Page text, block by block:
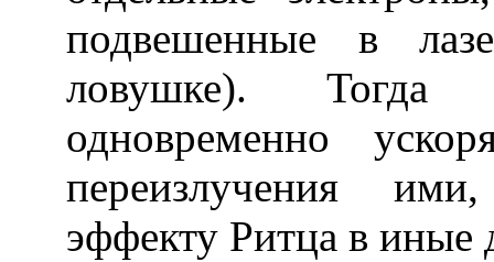
подвешенные в
ловушке). Тогда
одновременно
переизлучения
эффекту Ритца в иные